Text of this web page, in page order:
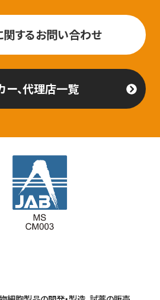
関するお問い合わせ
ー、代理店一覧